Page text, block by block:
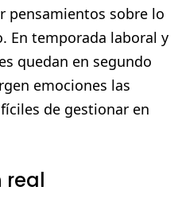
pensamientos sobre lo
En temporada laboral y
quedan en segundo
emociones las
de gestionar en
real